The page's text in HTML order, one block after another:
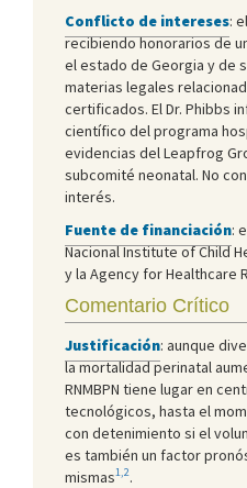
Conflicto de intereses:
recibiendo honorarios de
el estado de Georgia y de
materias legales
certificados. El Dr. Phibbs
científico del programa
evidencias del Leapfrog
subcomité neonatal. No
interés.
Fuente de financiación:
Nacional Institute of Child
y la Agency for Healthcare
Comentario Crítico
Justificación: aunque
la mortalidad perinatal
RNMBPN tiene lugar en
tecnológicos, hasta el
con detenimiento si el
es también un factor
mismas1,2.